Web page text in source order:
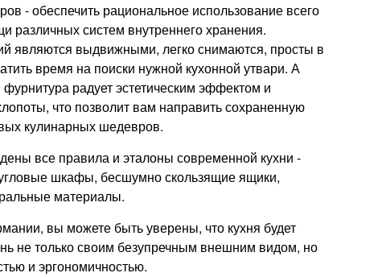
- обеспечить рациональное использование всего
различных систем внутреннего хранения.
являются выдвижными, легко снимаются, просты в
время на поиски нужной кухонной утвари. А
радует эстетическим эффектом и
что позволит вам направить сохраненную
кулинарных шедевров.
все правила и эталоны современной кухни -
шкафы, бесшумно скользящие ящики,
материалы.
вы можете быть уверены, что кухня будет
не только своим безупречным внешним видом, но
и эргономичностью.